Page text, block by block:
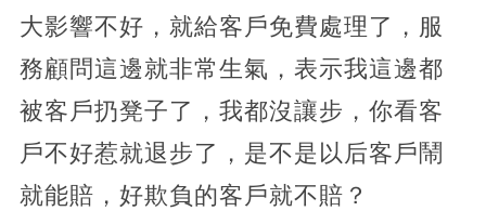
大影響不好，就給客戶免費處理了，服
務顧問這邊就非常生氣，表示我這邊都
被客戶扔凳子了，我都沒讓步，你看客
戶不好惹就退步了，是不是以后客戶鬧
就能賠，好欺負的客戶就不賠？